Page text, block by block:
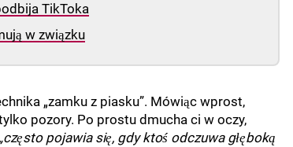
TikToka
w związku
„zamku z piasku”. Mówiąc wprost,
pozory. Po prostu dmucha ci w oczy,
„często pojawia się, gdy ktoś odczuwa głęboką